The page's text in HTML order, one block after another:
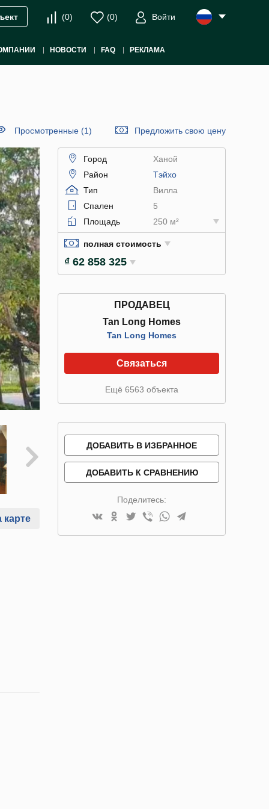
(0) (0) Войти
НОВОСТИ FAQ РЕКЛАМА
Просмотренные (1) Предложить свою цену
карте
Город
Ханой
Район
Тэйхо
Тип
Вилла
Спален
5
Площадь
250 м²
полная стоимость
₫ 62 858 325
ПРОДАВЕЦ
Tan Long Homes
Tan Long Homes
Связаться
Ещё 6563 объекта
ДОБАВИТЬ В ИЗБРАННОЕ
ДОБАВИТЬ К СРАВНЕНИЮ
Поделитесь: